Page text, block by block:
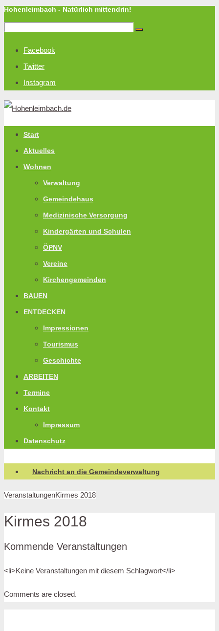
Hohenleimbach - Natürlich mittendrin!
Facebook
Twitter
Instagram
Start
Aktuelles
Wohnen
Verwaltung
Gemeindehaus
Medizinische Versorgung
Kindergärten und Schulen
ÖPNV
Vereine
Kirchengemeinden
BAUEN
ENTDECKEN
Impressionen
Tourismus
Geschichte
ARBEITEN
Termine
Kontakt
Impressum
Datenschutz
Nachricht an die Gemeindeverwaltung
VeranstaltungenKirmes 2018
Kirmes 2018
Kommende Veranstaltungen
<li>Keine Veranstaltungen mit diesem Schlagwort</li>
Comments are closed.